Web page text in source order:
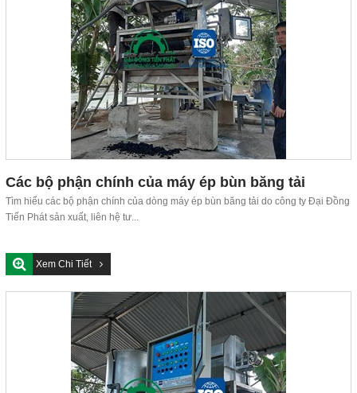
Các bộ phận chính của máy ép bùn băng tải
Tìm hiểu các bộ phận chính của dòng máy ép bùn băng tải do công ty Đại Đồng
Tiến Phát sản xuất, liên hệ tư...
Xem Chi Tiết